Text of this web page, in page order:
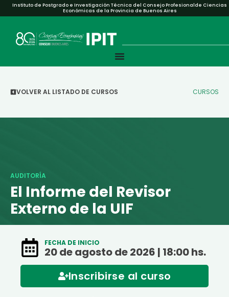
Instituto de Postgrado e Investigación Técnica del Consejo Profesionalde Ciencias
Económicas de la Provincia de Buenos Aires
VOLVER AL LISTADO DE CURSOS CURSOS
AUDITORÍA
El Informe del Revisor
Externo de la UIF
FECHA DE INICIO
20 de agosto de 2026 | 18:00 hs.
Inscribirse al curso